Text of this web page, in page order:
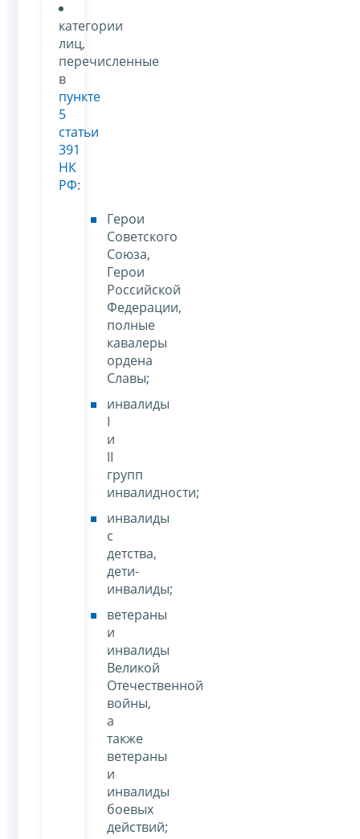
категории
лиц,
перечисленные
в
пункте
5
статьи
391
НК
РФ:
Герои
Советского
Союза,
Герои
Российской
Федерации,
полные
кавалеры
ордена
Славы;
инвалиды
I
и
II
групп
инвалидности;
инвалиды
с
детства,
дети-
инвалиды;
ветераны
и
инвалиды
Великой
Отечественной
войны,
а
также
ветераны
и
инвалиды
боевых
действий;